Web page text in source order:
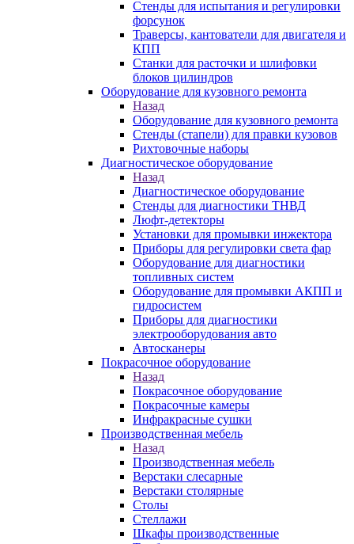
Стенды для испытания и регулировки
форсунок
Траверсы, кантователи для двигателя и
КПП
Станки для расточки и шлифовки
блоков цилиндров
Оборудование для кузовного ремонта
Назад
Оборудование для кузовного ремонта
Стенды (стапели) для правки кузовов
Рихтовочные наборы
Диагностическое оборудование
Назад
Диагностическое оборудование
Стенды для диагностики ТНВД
Люфт-детекторы
Установки для промывки инжектора
Приборы для регулировки света фар
Оборудование для диагностики
топливных систем
Оборудование для промывки АКПП и
гидросистем
Приборы для диагностики
электрооборудования авто
Автосканеры
Покрасочное оборудование
Назад
Покрасочное оборудование
Покрасочные камеры
Инфракрасные сушки
Производственная мебель
Назад
Производственная мебель
Верстаки слесарные
Верстаки столярные
Столы
Стеллажи
Шкафы производственные